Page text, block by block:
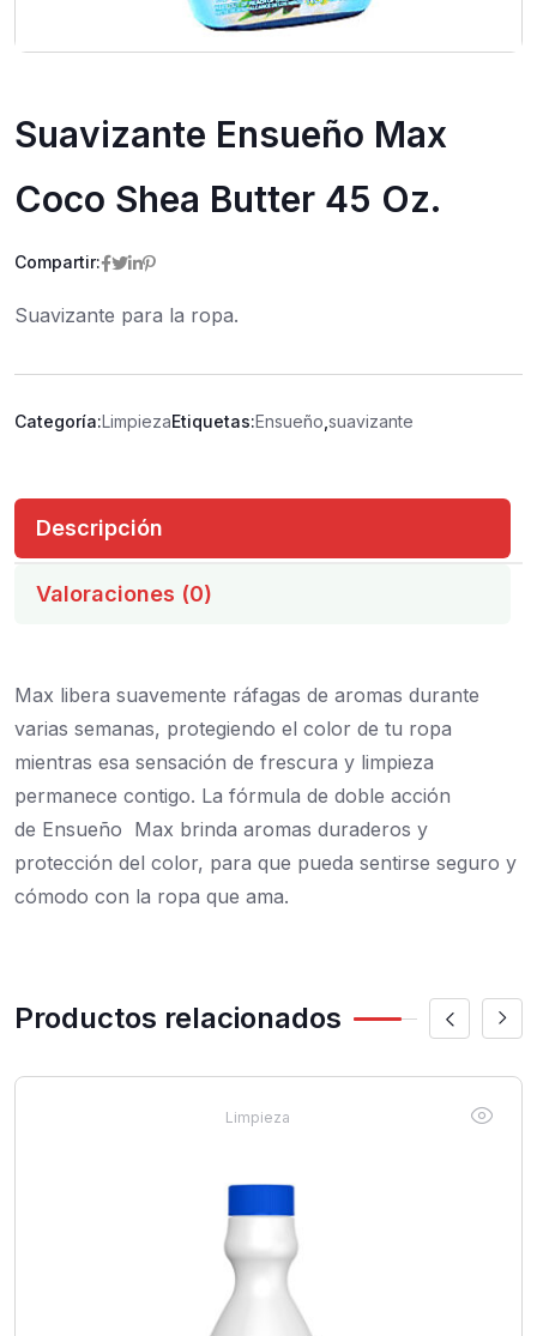
Suavizante Ensueño Max
Coco Shea Butter 45 Oz.
Compartir:
Suavizante para la ropa.
Categoría:LimpiezaEtiquetas:Ensueño suavizante
Descripción
Valoraciones (0)
Max libera suavemente ráfagas de aromas durante
varias semanas, protegiendo el color de tu ropa
mientras esa sensación de frescura y limpieza
permanece contigo. La fórmula de doble acción
de Ensueño Max brinda aromas duraderos y
protección del color, para que pueda sentirse seguro y
cómodo con la ropa que ama.
Productos relacionados
Limpieza